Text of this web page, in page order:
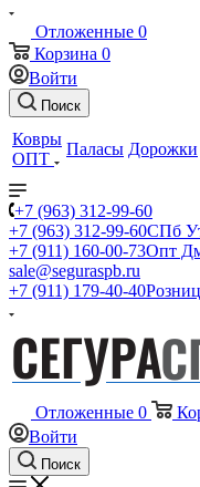
Отложенные 0
Корзина 0
Войти
Поиск
Ковры
ОПТ
Паласы Дорожки
+7 (963) 312-99-60
+7 (963) 312-99-60СПб
+7 (911) 160-00-73Опт
sale@seguraspb.ru
+7 (911) 179-40-40
Отложенные 0
Войти
Поиск